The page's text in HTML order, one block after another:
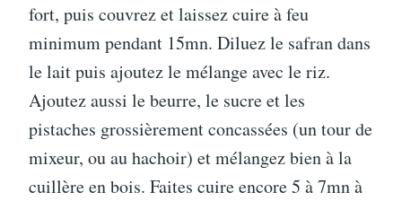
fort, puis couvrez et laissez cuire à feu
minimum pendant 15mn. Diluez le safran dans
le lait puis ajoutez le mélange avec le riz.
Ajoutez aussi le beurre, le sucre et les
pistaches grossièrement concassées (un tour de
mixeur, ou au hachoir) et mélangez bien à la
cuillère en bois. Faites cuire encore 5 à 7mn à